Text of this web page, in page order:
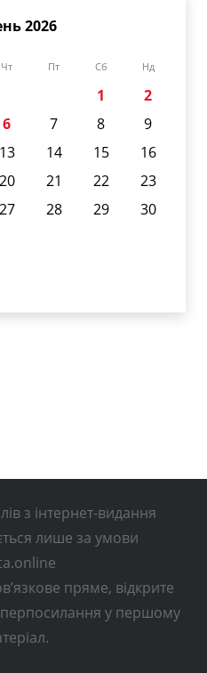
2026
Чт Пт Сб Нд
1
2
6 7 8
9
13 14 15
16
20 21 22
23
27 28 29
30
з інтернет-видання
лише за умови
пряме, відкрите
у першому